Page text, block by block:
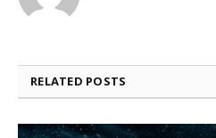
RELATED POSTS